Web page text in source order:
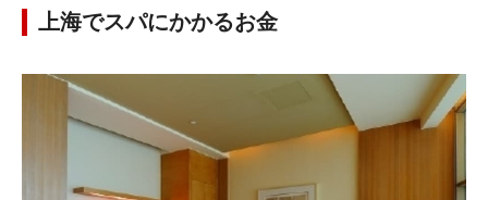
上海でスパにかかるお金